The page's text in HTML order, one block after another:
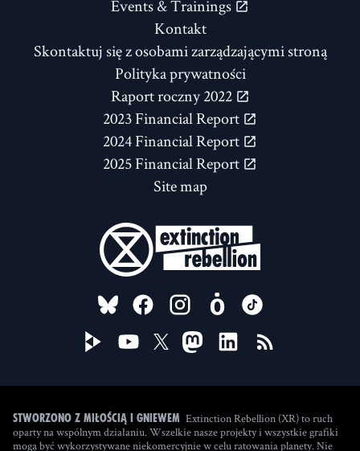
Events & Trainings
Kontakt
Skontaktuj się z osobami zarządzającymi stroną
Polityka prywatności
Raport roczny 2022
2023 Financial Report
2024 Financial Report
2025 Financial Report
Site map
FOLLOW US ON
Stworzono z miłością i gniewem Extinction Rebellion (XR) to ruch
oparty na wspólnym działaniu. Wszelkie nasze projekty i wszystkie grafiki
mogą być wykorzystywane niekomercyjnie w celu ratowania planety. Nie